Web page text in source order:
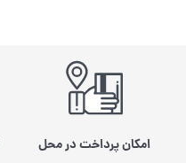
امکان پرداخت در محل